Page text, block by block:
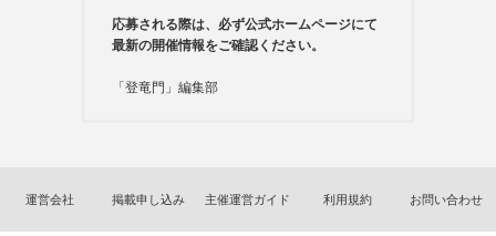
応募される際は、必ず公式ホームページにて
最新の開催情報をご確認ください。
「登竜門」編集部
運営会社 掲載申し込み 主催運営ガイド 利用規約 お問い合わせ